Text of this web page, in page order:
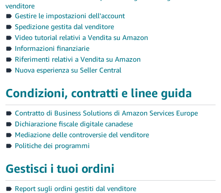
Italiano
- FR
Italiano
- IT
日
本
-
JP
한
국
-
KR
Log
in
Registrati
venditore
Gestire le impostazioni dell'account
Spedizione gestita dal venditore
Video tutorial relativi a Vendita su Amazon
Informazioni finanziarie
Riferimenti relativi a Vendita su Amazon
Nuova esperienza su Seller Central
Condizioni, contratti e linee guida
Contratto di Business Solutions di Amazon Services Europe
Dichiarazione fiscale digitale canadese
Mediazione delle controversie del venditore
Politiche dei programmi
Gestisci i tuoi ordini
Report sugli ordini gestiti dal venditore